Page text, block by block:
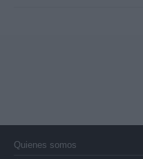
Quienes somos